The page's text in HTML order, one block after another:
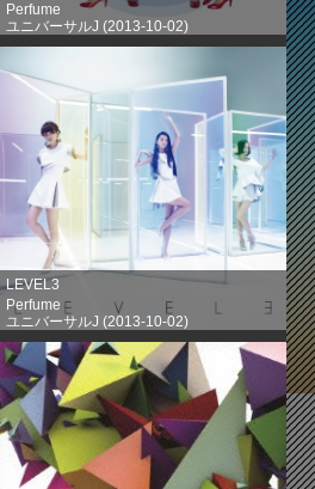
Perfume
ユニバーサルJ (2013-10-02)
売り上げランキング: 1
LEVEL3
Perfume
ユニバーサルJ (2013-10-02)
売り上げランキング: 203